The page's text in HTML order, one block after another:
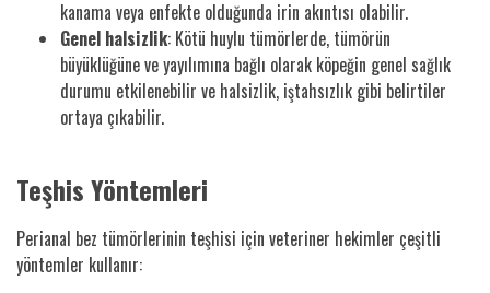
kanama veya enfekte olduğunda irin akıntısı olabilir.
Genel halsizlik: Kötü huylu tümörlerde, tümörün
büyüklüğüne ve yayılımına bağlı olarak köpeğin genel sağlık
durumu etkilenebilir ve halsizlik, iştahsızlık gibi belirtiler
ortaya çıkabilir.
Teşhis Yöntemleri
Perianal bez tümörlerinin teşhisi için veteriner hekimler çeşitli
yöntemler kullanır: